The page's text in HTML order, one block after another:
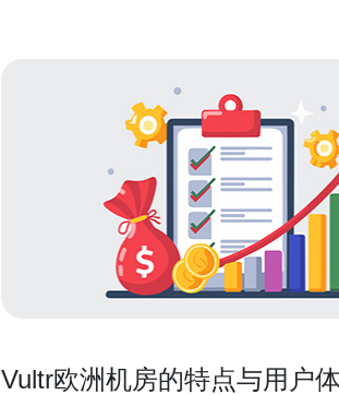
Vultr欧洲机房的特点与用户